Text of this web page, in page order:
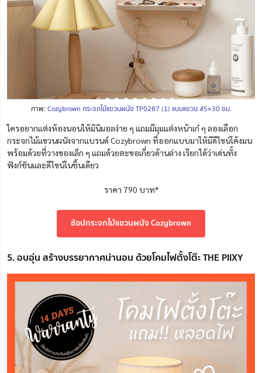
ภาพ:Cozybrown กระจกไม้แขวนผนัง TP0287 (1) แบบแขวน 45×30 ซม.
ใครอยากแต่งห้องนอนให้มินิมอลง่าย ๆ แถมมีมุมแต่งหน้าเก๋ ๆ ลองเลือก
กระจกไม้แขวนผนังจากแบรนด์ Cozybrown ที่ออกแบบมาให้มีดีไซน์โค้งมน
พร้อมด้วยที่วางของเล็ก ๆ แถมด้วยตะขอเกี่ยวด้านล่าง เรียกได้ว่าเด่นทั้ง
ฟังก์ชันและดีไซน์ในชิ้นเดียว
ราคา 790 บาท*
ช้อปกระจกไม้แขวนผนัง Cozybrown
5. อบอุ่น สร้างบรรยากาศน่านอน ด้วยโคมไฟตั้งโต๊ะ THE PIIXY